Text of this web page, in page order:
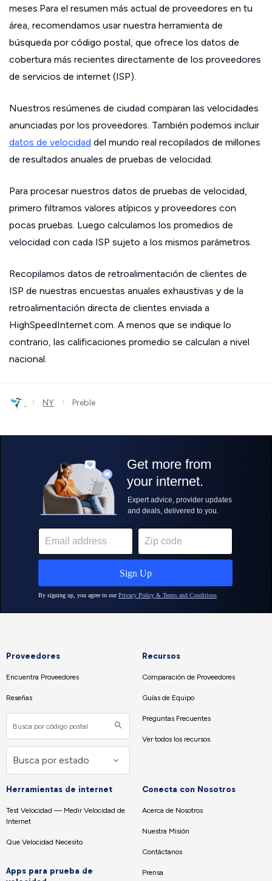
meses.Para el resumen más actual de proveedores en tu
área, recomendamos usar nuestra herramienta de
búsqueda por código postal, que ofrece los datos de
cobertura más recientes directamente de los proveedores
de servicios de internet (ISP).
Nuestros resúmenes de ciudad comparan las velocidades
anunciadas por los proveedores. También podemos incluir
datos de velocidad del mundo real recopilados de millones
de resultados anuales de pruebas de velocidad.
Para procesar nuestros datos de pruebas de velocidad,
primero filtramos valores atípicos y proveedores con
pocas pruebas. Luego calculamos los promedios de
velocidad con cada ISP sujeto a los mismos parámetros.
Recopilamos datos de retroalimentación de clientes de
ISP de nuestras encuestas anuales exhaustivas y de la
retroalimentación directa de clientes enviada a
HighSpeedInternet.com. A menos que se indique lo
contrario, las calificaciones promedio se calculan a nivel
nacional.
› NY › Preble
Proveedores
Encuentra Proveedores
Reseñas
Recursos
Comparación de Proveedores
Guías de Equipo
Preguntas Frecuentes
Ver todos los recursos
Herramientas de internet
Test Velocidad — Medir Velocidad de
Internet
Que Velocidad Necesito
Apps para prueba de
Conecta con Nosotros
Acerca de Nosotros
Nuestra Misión
Contáctanos
Prensa